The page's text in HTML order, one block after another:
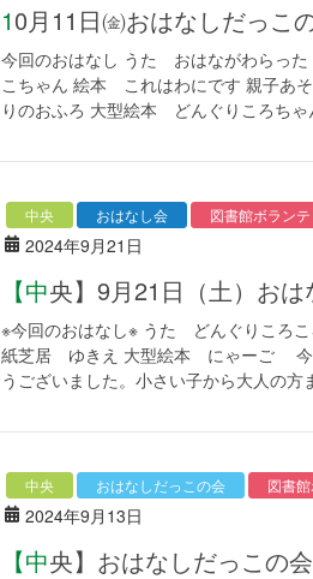
10月11日㈮おはなしだっこ
今回のおはなし うた おはながわらっ
こちゃん 絵本 これはわにです 親子
りのおふろ 大型絵本 どんぐりころち
中央 おはなし会 図書館ボラン
2024年9月21日
【中央】9月21日（土）
※今回のおはなし※ うた どんぐりころ
紙芝居 ゆきえ 大型絵本 にゃーご 今
うございました。小さい子から大人の
中央 おはなしだっこの会 図書
2024年9月13日
【中央】おはなしだっこ